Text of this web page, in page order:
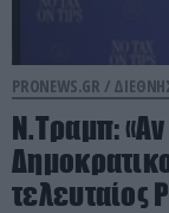
PRONEWS.GR /
Ν.Τραμπ:
τελευταίος